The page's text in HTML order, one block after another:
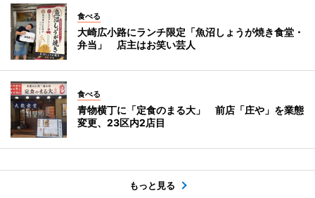
食べる
大崎広小路にランチ限定「魚沼しょうが焼き食堂・
弁当」 店主はお笑い芸人
食べる
青物横丁に「定食のまる大」 前店「庄や」を業態
変更、23区内2店目
もっと見る